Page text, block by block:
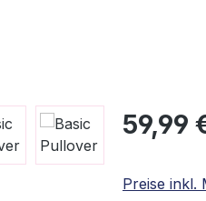
Regulärer
59,99
Preise inkl.